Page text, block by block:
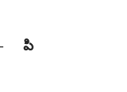
పి